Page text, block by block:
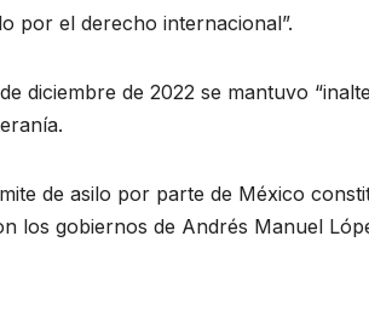
por el derecho internacional”.
diciembre de 2022 se mantuvo
de asilo por parte de México
los gobiernos de Andrés Manuel